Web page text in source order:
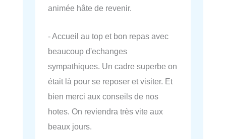
animée hâte de revenir.
- Accueil au top et bon repas avec
beaucoup d'echanges
sympathiques. Un cadre superbe on
était là pour se reposer et visiter. Et
bien merci aux conseils de nos
hotes. On reviendra très vite aux
beaux jours.